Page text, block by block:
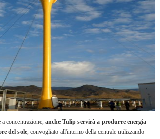
concentrazione, anche Tulip servirà a produrre energia
del sole, convogliato all'interno della centrale utilizzando